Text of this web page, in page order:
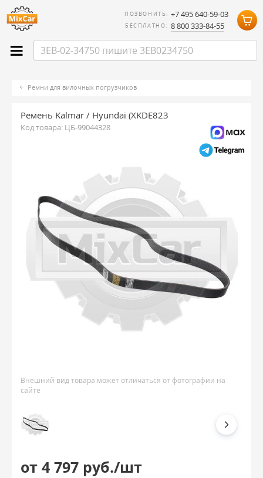
ПОЗВОНИТЬ: +7 495 640-59-03
БЕСПЛАТНО: 8 800 333-84-55
Ремни для вилочных погрузчиков
Ремень Kalmar / Hyundai (XKDE823
Код товара: ЦБ-99044328
Внешний вид товара может отличаться от фотографии на
сайте
от 4 797 руб./шт